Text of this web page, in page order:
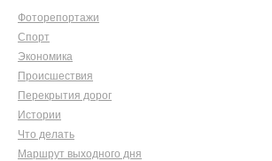
Фоторепортажи
Спорт
Экономика
Происшествия
Перекрытия дорог
Истории
Что делать
Маршрут выходного дня